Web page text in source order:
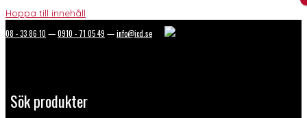
Hoppa till innehåll
08 - 33 86 10 —0910 - 71 05 49 —info@icd.se
Sök produkter